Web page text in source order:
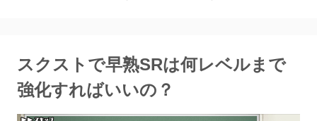
スクストで早熟SRは何レベルまで
強化すればいいの？